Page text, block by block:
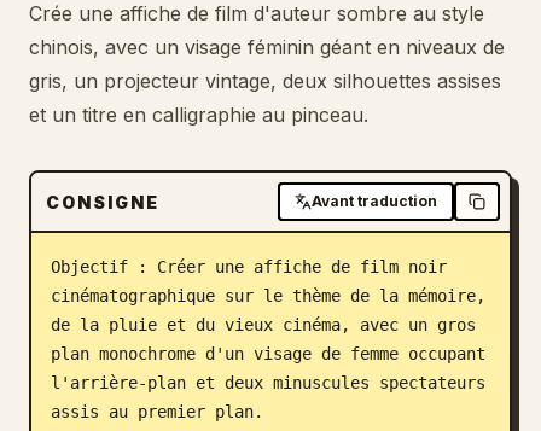
Invites
Tarifs
Télécharger
Blog
Mises à jour
Crée une affiche de film d'auteur sombre au style
chinois, avec un visage féminin géant en niveaux de
gris, un projecteur vintage, deux silhouettes assises
et un titre en calligraphie au pinceau.
CONSIGNE Avant traduction
Objectif : Créer une affiche de film noir
cinématographique sur le thème de la mémoire,
de la pluie et du vieux cinéma, avec un gros
plan monochrome d'un visage de femme occupant
l'arrière-plan et deux minuscules spectateurs
assis au premier plan.